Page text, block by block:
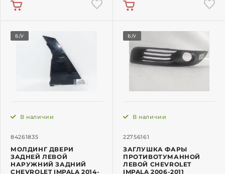
Б/У
84261835
В наличии
МОЛДИНГ ДВЕРИ
ЗАДНЕЙ ЛЕВОЙ
НАРУЖНИЙ ЗАДНИЙ
CHEVROLET IMPALA 2014-
Б/У
22756161
В наличии
ЗАГЛУШКА ФАРЫ
ПРОТИВОТУМАННОЙ
ЛЕВОЙ CHEVROLET
IMPALA 2006-2011